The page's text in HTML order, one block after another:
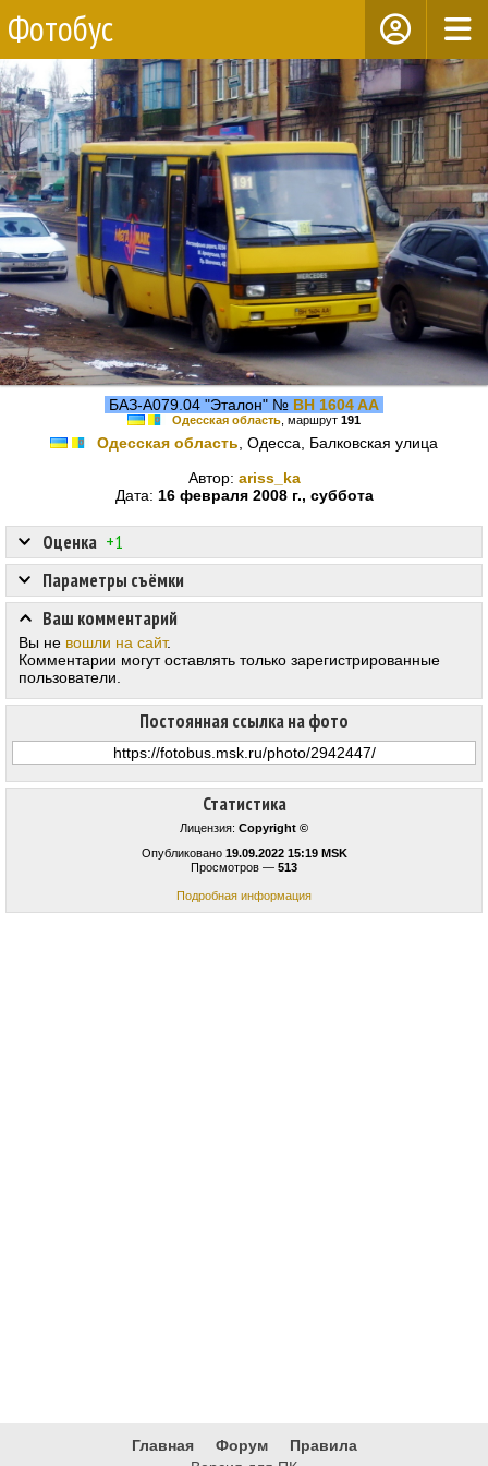
Фотобус
БАЗ-А079.04 "Эталон" № BH 1604 AA
Одесская область , маршрут 191
Одесская область , Одесса, Балковская улица
Автор: ariss_ka
Дата: 16 февраля 2008 г., суббота
Статистика
Лицензия: Copyright ©
Опубликовано 19.09.2022 15:19 MSK
Просмотров — 513
Подробная информация
Оценка +1
Постоянная ссылка на фото
Параметры съёмки
Ваш комментарий
Вы не вошли на сайт.
Комментарии могут оставлять только зарегистрированные
пользователи.
Главная Форум
Правила